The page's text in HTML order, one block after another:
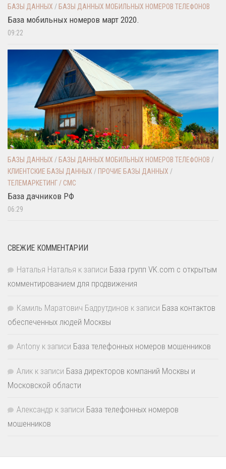
БАЗЫ ДАННЫХ / БАЗЫ ДАННЫХ МОБИЛЬНЫХ НОМЕРОВ ТЕЛЕФОНОВ
База мобильных номеров март 2020.
09:22
БАЗЫ ДАННЫХ / БАЗЫ ДАННЫХ МОБИЛЬНЫХ НОМЕРОВ ТЕЛЕФОНОВ /
КЛИЕНТСКИЕ БАЗЫ ДАННЫХ / ПРОЧИЕ БАЗЫ ДАННЫХ /
ТЕЛЕМАРКЕТИНГ / СМС
База дачников РФ
06:29
СВЕЖИЕ КОММЕНТАРИИ
Наталья Наталья к записи База групп VK.com с открытым
комментированием для продвижения
Камиль Маратович Бадрутдинов к записи База контактов
обеспеченных людей Москвы
Antony к записи База телефонных номеров мошенников
Алик к записи База директоров компаний Москвы и
Московской области
Александр к записи База телефонных номеров
мошенников